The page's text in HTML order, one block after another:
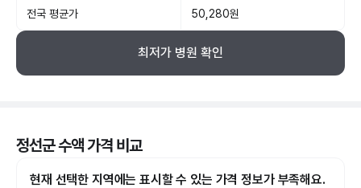
전국 평균가 50,280원
최저가 병원 확인
정선군 수액 가격 비교
현재 선택한 지역에는 표시할 수 있는 가격 정보가 부족해요.